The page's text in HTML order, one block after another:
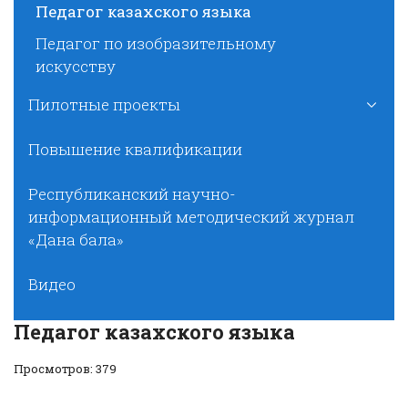
Педагог казахского языка
Педагог по изобразительному
искусству
Пилотные проекты
Повышение квалификации
Республиканский научно-
информационный методический журнал
«Дана бала»
Видео
Педагог казахского языка
Просмотров: 379